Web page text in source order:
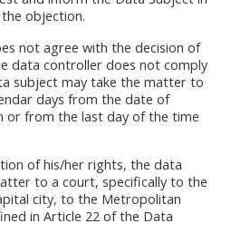
objection.
not agree with the decision of
data controller does not comply
subject may take the matter to
days from the date of
or from the last day of the time
of his/her rights, the data
to a court, specifically to the
city, to the Metropolitan
in Article 22 of the Data